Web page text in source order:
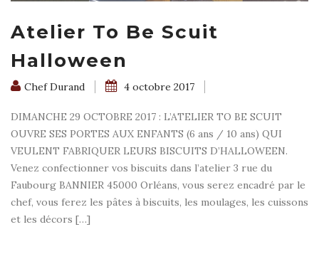
Atelier To Be Scuit
Halloween
Chef Durand 4 octobre 2017
DIMANCHE 29 OCTOBRE 2017 : L’ATELIER TO BE SCUIT
OUVRE SES PORTES AUX ENFANTS (6 ans / 10 ans) QUI
VEULENT FABRIQUER LEURS BISCUITS D’HALLOWEEN.
Venez confectionner vos biscuits dans l’atelier 3 rue du
Faubourg BANNIER 45000 Orléans, vous serez encadré par le
chef, vous ferez les pâtes à biscuits, les moulages, les cuissons
et les décors […]